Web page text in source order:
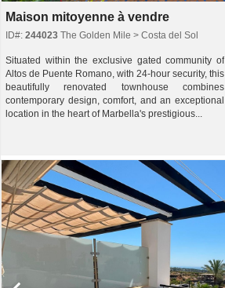
Maison mitoyenne à vendre
ID#: 244023 The Golden Mile > Costa del Sol
Situated within the exclusive gated community of
Altos de Puente Romano, with 24-hour security, this
beautifully renovated townhouse combines
contemporary design, comfort, and an exceptional
location in the heart of Marbella's prestigious...